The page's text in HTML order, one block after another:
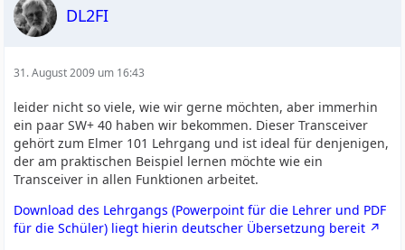
DL2FI
31. August 2009 um 16:43
leider nicht so viele, wie wir gerne möchten, aber immerhin
ein paar SW+ 40 haben wir bekommen. Dieser Transceiver
gehört zum Elmer 101 Lehrgang und ist ideal für denjenigen,
der am praktischen Beispiel lernen möchte wie ein
Transceiver in allen Funktionen arbeitet.
Download des Lehrgangs (Powerpoint für die Lehrer und PDF
für die Schüler) liegt hierin deutscher Übersetzung bereit